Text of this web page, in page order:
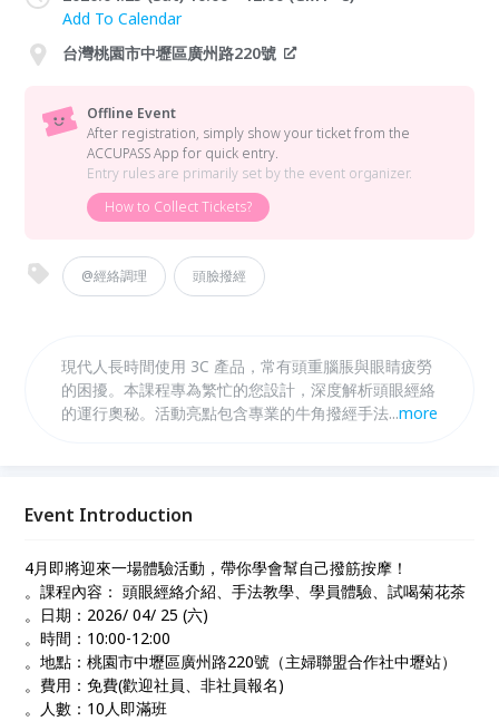
Add To Calendar
台灣桃園市中壢區廣州路220號
Offline Event
After registration, simply show your ticket from the
ACCUPASS App for quick entry.
Entry rules are primarily set by the event organizer.
How to Collect Tickets?
@經絡調理 頭臉撥經
現代人長時間使用 3C 產品，常有頭重腦脹與眼睛疲勞
的困擾。本課程專為繁忙的您設計，深度解析頭眼經絡
的運行奧秘。活動亮點包含專業的牛角撥經手法教學，
采。這不僅是一場分享會，也是您找回神清氣爽、學習
...more
Event Introduction
4月即將迎來一場體驗活動，帶你學會幫自己撥筋按摩！
。課程內容： 頭眼經絡介紹、手法教學、學員體驗、試喝菊花茶
。日期：2026/ 04/ 25 (六)
。時間：10:00-12:00
。地點：桃園市中壢區廣州路220號（主婦聯盟合作社中壢站）
。費用：免費(歡迎社員、非社員報名)
。人數：10人即滿班